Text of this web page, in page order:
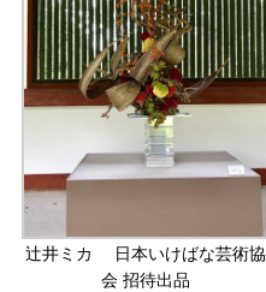
辻井ミカ 日本いけばな芸術協
会 招待出品